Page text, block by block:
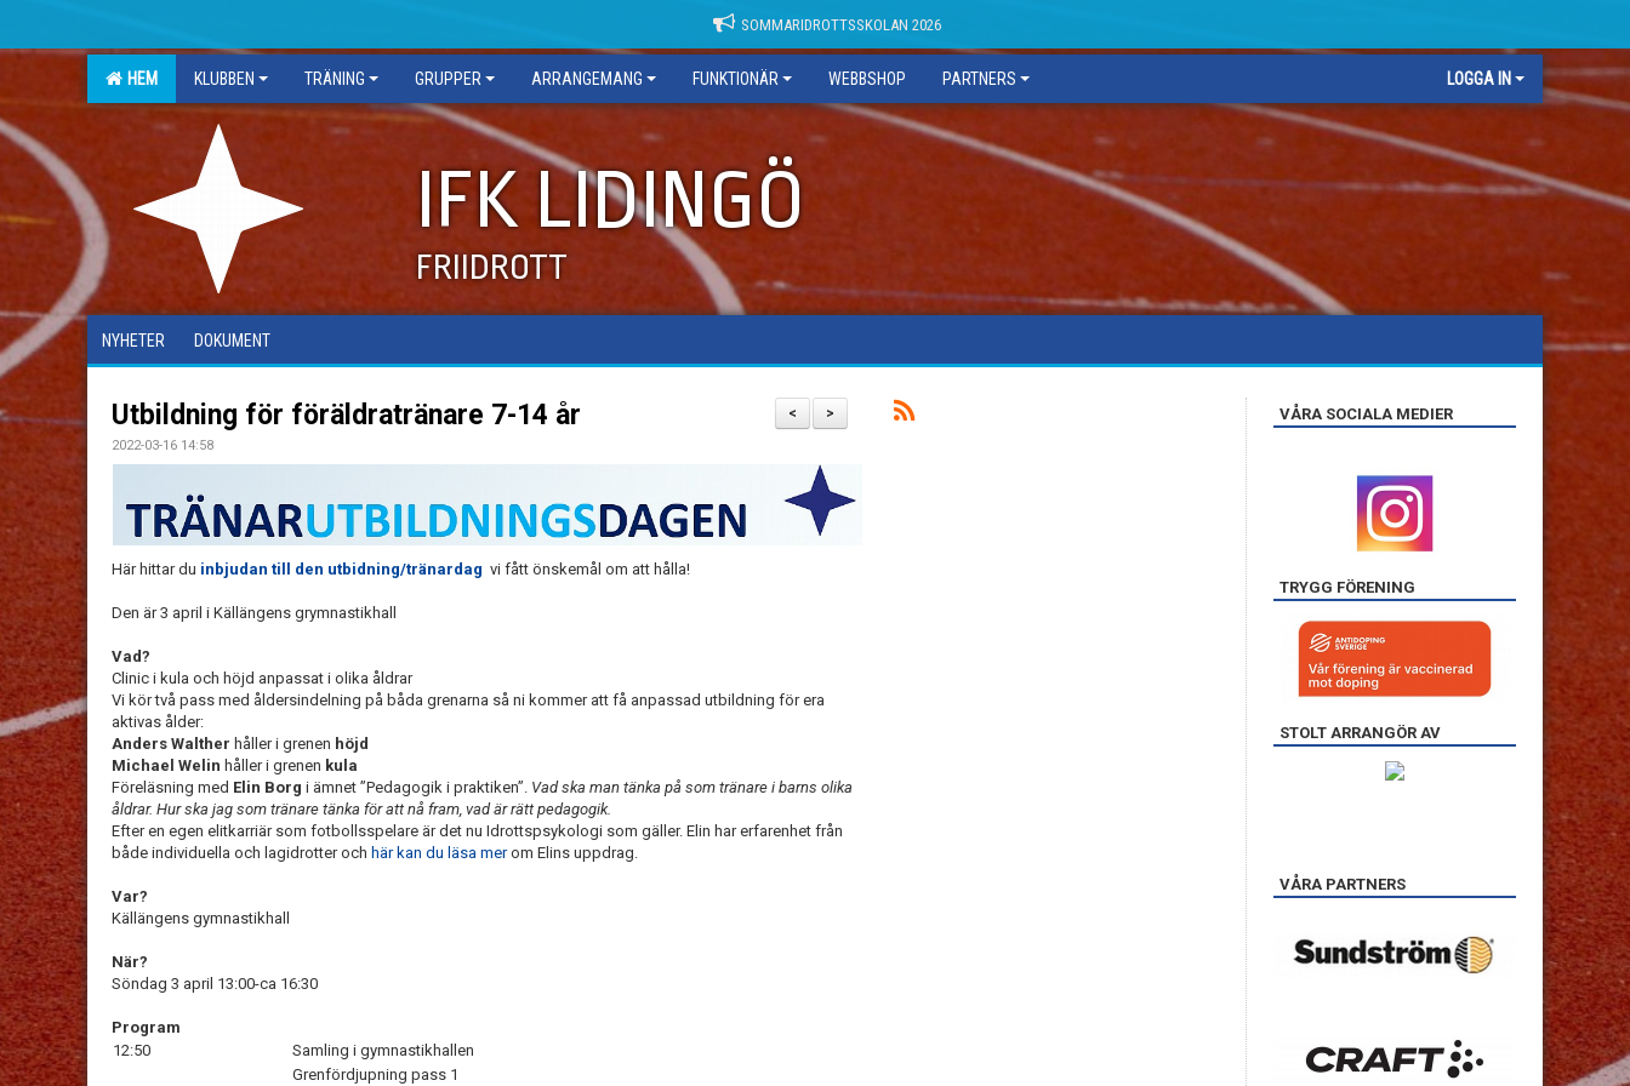
SOMMARIDROTTSSKOLAN 2026
HEM KLUBBEN TRÄNING GRUPPER ARRANGEMANG FUNKTIONÄR WEBBSHOP PARTNERS LOGGA IN
IFK LIDINGÖ
FRIIDROTT
NYHETER DOKUMENT
>
<
Utbildning för föräldratränare 7-14 år
2022-03-16 14:58
Här hittar du inbjudan till den utbidning/tränardag vi fått önskemål om att hålla!
Den är 3 april i Källängens grymnastikhall
Vad?
Clinic i kula och höjd anpassat i olika åldrar
Vi kör två pass med åldersindelning på båda grenarna så ni kommer att få anpassad utbildning för era
aktivas ålder:
Anders Walther håller i grenen höjd
Michael Welin håller i grenen kula
Föreläsning med Elin Borg i ämnet ”Pedagogik i praktiken”. Vad ska man tänka på som tränare i barns olika
åldrar. Hur ska jag som tränare tänka för att nå fram, vad är rätt pedagogik.
Efter en egen elitkarriär som fotbollsspelare är det nu Idrottspsykologi som gäller. Elin har erfarenhet från
både individuella och lagidrotter och här kan du läsa merom Elins uppdrag.
Var?
Källängens gymnastikhall
När?
Söndag 3 april 13:00-ca 16:30
Program
12:50
Samling i gymnastikhallen
Grenfördjupning pass 1
VÅRA SOCIALA MEDIER
TRYGG FÖRENING
STOLT ARRANGÖR AV
VÅRA PARTNERS